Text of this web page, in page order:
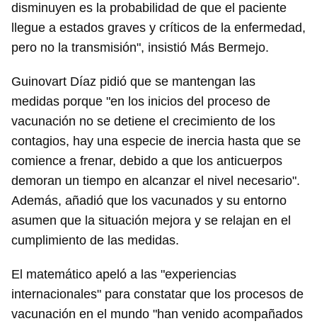
disminuyen es la probabilidad de que el paciente
llegue a estados graves y críticos de la enfermedad,
pero no la transmisión", insistió Más Bermejo.
Guinovart Díaz pidió que se mantengan las
medidas porque "en los inicios del proceso de
vacunación no se detiene el crecimiento de los
contagios, hay una especie de inercia hasta que se
comience a frenar, debido a que los anticuerpos
demoran un tiempo en alcanzar el nivel necesario".
Además, añadió que los vacunados y su entorno
asumen que la situación mejora y se relajan en el
cumplimiento de las medidas.
El matemático apeló a las "experiencias
internacionales" para constatar que los procesos de
vacunación en el mundo "han venido acompañados